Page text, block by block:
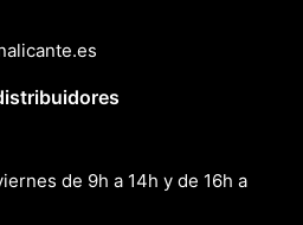
de 9h a 14h y de 16h a